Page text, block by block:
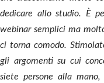
dedicare allo studio. È
webinar semplici ma
ci torna comodo.
gli argomenti su cui
siete persone alla mano,